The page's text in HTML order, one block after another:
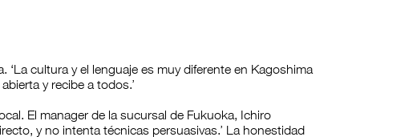
cultura y el lenguaje es muy diferente en Kagoshima
y recibe a todos.’
El manager de la sucursal de Fukuoka, Ichiro
y no intenta técnicas persuasivas.’ La honestidad